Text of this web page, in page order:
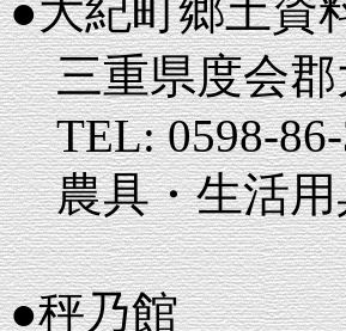
●大紀町郷土資
三重県度会郡
TEL: 0598-86-
農具・生活用
●秤乃館